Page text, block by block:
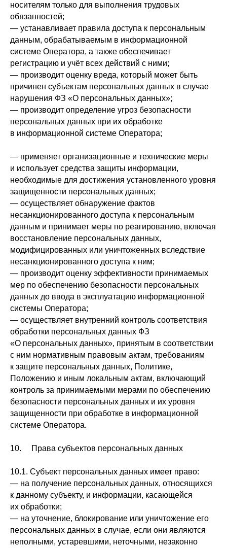
носителям только для выполнения трудовых
обязанностей;
— устанавливает правила доступа к персональным
данным, обрабатываемым в информационной
системе Оператора, а также обеспечивает
регистрацию и учёт всех действий с ними;
— производит оценку вреда, который может быть
причинен субъектам персональных данных в случае
нарушения ФЗ «О персональных данных»;
— производит определение угроз безопасности
персональных данных при их обработке
в информационной системе Оператора;
— применяет организационные и технические меры
и использует средства защиты информации,
необходимые для достижения установленного уровня
защищенности персональных данных;
— осуществляет обнаружение фактов
несанкционированного доступа к персональным
данным и принимает меры по реагированию, включая
восстановление персональных данных,
модифицированных или уничтоженных вследствие
несанкционированного доступа к ним;
— производит оценку эффективности принимаемых
мер по обеспечению безопасности персональных
данных до ввода в эксплуатацию информационной
системы Оператора;
— осуществляет внутренний контроль соответствия
обработки персональных данных ФЗ
«О персональных данных», принятым в соответствии
с ним нормативным правовым актам, требованиям
к защите персональных данных, Политике,
Положению и иным локальным актам, включающий
контроль за принимаемыми мерами по обеспечению
безопасности персональных данных и их уровня
защищенности при обработке в информационной
системе Оператора.
10. Права субъектов персональных данных
10.1. Субъект персональных данных имеет право:
— на получение персональных данных, относящихся
к данному субъекту, и информации, касающейся
их обработки;
— на уточнение, блокирование или уничтожение его
персональных данных в случае, если они являются
неполными, устаревшими, неточными, незаконно